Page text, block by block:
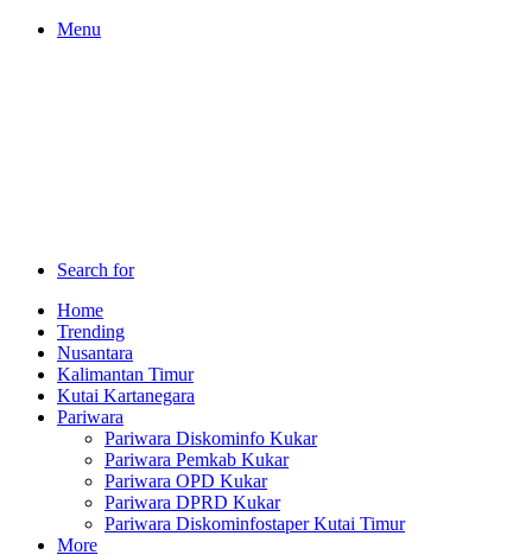
Menu
Search for
Home
Trending
Nusantara
Kalimantan Timur
Kutai Kartanegara
Pariwara
Pariwara Diskominfo Kukar
Pariwara Pemkab Kukar
Pariwara OPD Kukar
Pariwara DPRD Kukar
Pariwara Diskominfostaper Kutai Timur
More